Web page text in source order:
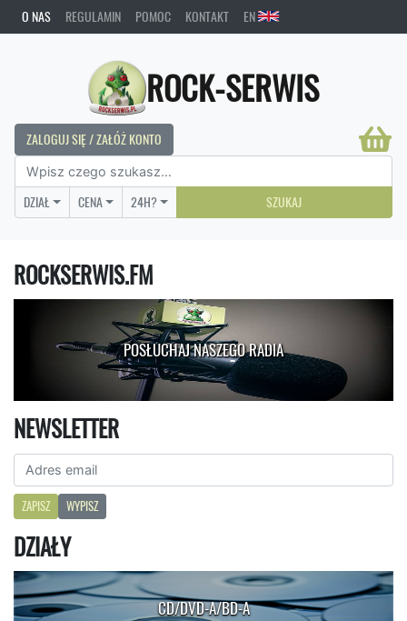
O NAS REGULAMIN POMOC KONTAKT EN
ROCK-SERWIS
ZALOGUJ SIĘ / ZAŁÓŻ KONTO
DZIAŁ CENA 24H? SZUKAJ
ROCKSERWIS.FM
POSŁUCHAJ NASZEGO RADIA
NEWSLETTER
ZAPISZ WYPISZ
DZIAŁY
CD/DVD-A/BD-A